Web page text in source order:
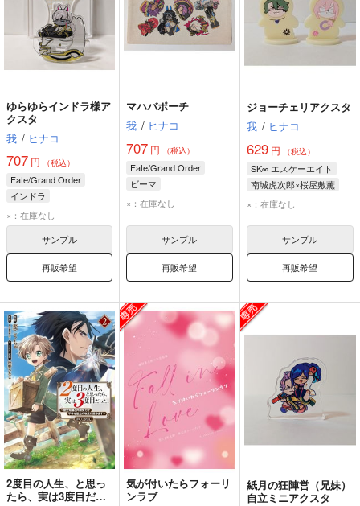
ゆらゆらインドラ様ア
クスタ
我 / ヒナコ
707 円 （税込）
Fate/Grand Order
インドラ
×：在庫なし
サンプル
再販希望
マハバポーチ
我 / ヒナコ
707 円 （税込）
Fate/Grand Order
ビーマ
ドゥリーヨダナ
×：在庫なし
サンプル
再販希望
ジョーチェリアクスタ
我 / ヒナコ
629円 （税込）
SK∞ エスケーエイト
南城虎次郎×桜屋敷薫
南城虎次郎
×：在庫なし
サンプル
再販希望
2度目の人生、と思っ
たら、実は3度目だっ
気が付いたらフォーリ
ンラブ
紙月の狂陣営（兄妹）
自立ミニアクスタ